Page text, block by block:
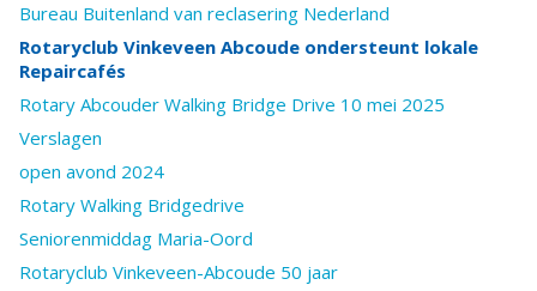
Bureau Buitenland van reclasering Nederland
Rotaryclub Vinkeveen Abcoude ondersteunt lokale
Repaircafés
Rotary Abcouder Walking Bridge Drive 10 mei 2025
Verslagen
open avond 2024
Rotary Walking Bridgedrive
Seniorenmiddag Maria-Oord
Rotaryclub Vinkeveen-Abcoude 50 jaar